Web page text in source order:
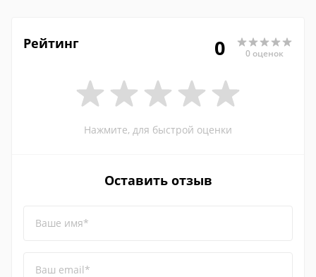
Рейтинг 0 0 оценок
Нажмите, для быстрой оценки
Оставить отзыв
Ваше имя*
Ваш email*